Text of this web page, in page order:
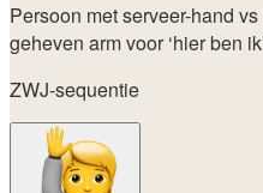
Persoon met serveer-hand
geheven arm voor ‘hier ben
ZWJ-sequentie